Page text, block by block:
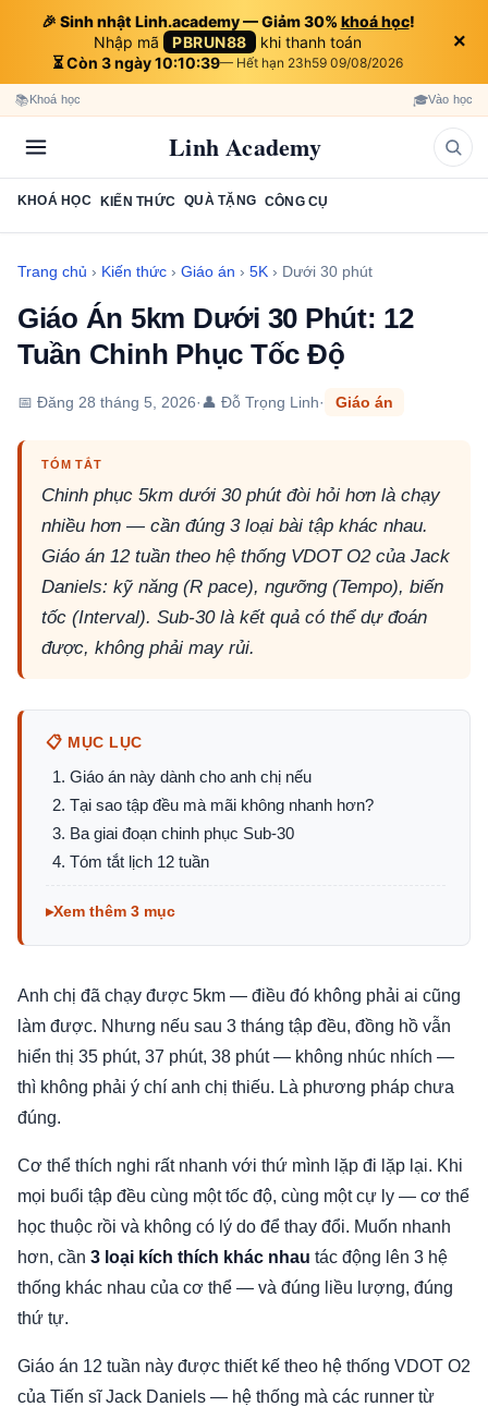
🎉 Sinh nhật Linh.academy — Giảm 30% khoá học!
Nhập mã PBRUN88 khi thanh toán
⏳ Còn 3 ngày 10:10:38— Hết hạn 23h59 09/08/2026
×
📚Khoá học 🎓Vào học
Linh Academy
KHOÁ HỌC KIẾN THỨC QUÀ TẶNG CÔNG CỤ
Trang chủ › Kiến thức › Giáo án › 5K › Dưới 30 phút
Giáo Án 5km Dưới 30 Phút: 12
Tuần Chinh Phục Tốc Độ
📅 Đăng 28 tháng 5, 2026·👤 Đỗ Trọng Linh· Giáo án
TÓM TẮT
Chinh phục 5km dưới 30 phút đòi hỏi hơn là chạy
nhiều hơn — cần đúng 3 loại bài tập khác nhau.
Giáo án 12 tuần theo hệ thống VDOT O2 của Jack
Daniels: kỹ năng (R pace), ngưỡng (Tempo), biến
tốc (Interval). Sub-30 là kết quả có thể dự đoán
được, không phải may rủi.
📋 MỤC LỤC
Giáo án này dành cho anh chị nếu
Tại sao tập đều mà mãi không nhanh hơn?
Ba giai đoạn chinh phục Sub-30
Tóm tắt lịch 12 tuần
Xem thêm 3 mục
Anh chị đã chạy được 5km — điều đó không phải ai cũng
làm được. Nhưng nếu sau 3 tháng tập đều, đồng hồ vẫn
hiển thị 35 phút, 37 phút, 38 phút — không nhúc nhích —
thì không phải ý chí anh chị thiếu. Là phương pháp chưa
đúng.
Cơ thể thích nghi rất nhanh với thứ mình lặp đi lặp lại. Khi
mọi buổi tập đều cùng một tốc độ, cùng một cự ly — cơ thể
học thuộc rồi và không có lý do để thay đổi. Muốn nhanh
hơn, cần 3 loại kích thích khác nhau tác động lên 3 hệ
thống khác nhau của cơ thể — và đúng liều lượng, đúng
thứ tự.
Giáo án 12 tuần này được thiết kế theo hệ thống VDOT O2
của Tiến sĩ Jack Daniels — hệ thống mà các runner từ